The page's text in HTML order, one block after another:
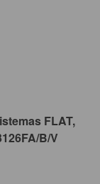
FLAT,
B/V